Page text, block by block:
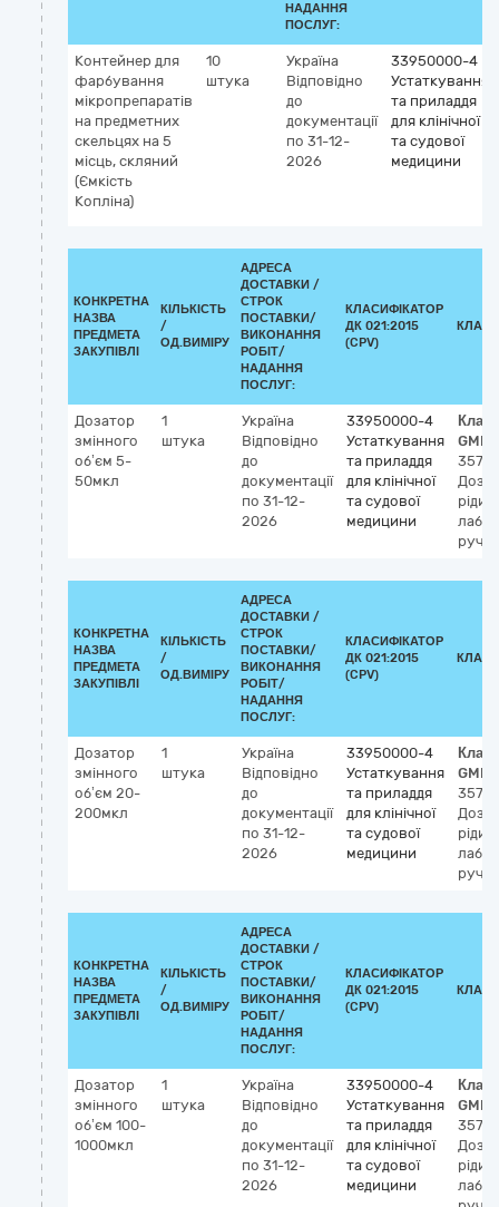
НАДАННЯ
ПОСЛУГ:
Контейнер для
фарбування
мікропрепаратів
на предметних
скельцях на 5
місць, скляний
(Ємкість
Копліна)
10
штука
Україна
Відповідно
до
документації
по 31-12-
2026
33950000-4
Устаткування
та приладдя
для клінічної
та судової
медицини
КОНКРЕТНА
НАЗВА
ПРЕДМЕТА
ЗАКУПІВЛІ
КІЛЬКІСТЬ
/
ОД.ВИМІРУ
АДРЕСА
ДОСТАВКИ /
СТРОК
ПОСТАВКИ/
ВИКОНАННЯ
РОБІТ/
НАДАННЯ
ПОСЛУГ:
КЛАСИФІКАТОР
ДК 021:2015
(CPV)
Дозатор
змінного
об’єм 5-
50мкл
1
штука
Україна
Відповідно
до
документації
по 31-12-
2026
33950000-4
Устаткування
та приладдя
для клінічної
та судової
медицини
КОНКРЕТНА
НАЗВА
ПРЕДМЕТА
ЗАКУПІВЛІ
КІЛЬКІСТЬ
/
ОД.ВИМІРУ
АДРЕСА
ДОСТАВКИ /
СТРОК
ПОСТАВКИ/
ВИКОНАННЯ
РОБІТ/
НАДАННЯ
ПОСЛУГ:
КЛАСИФІКАТОР
ДК 021:2015
(CPV)
Дозатор
змінного
об’єм 20-
200мкл
1
штука
Україна
Відповідно
до
документації
по 31-12-
2026
33950000-4
Устаткування
та приладдя
для клінічної
та судової
медицини
КОНКРЕТНА
НАЗВА
ПРЕДМЕТА
ЗАКУПІВЛІ
КІЛЬКІСТЬ
/
ОД.ВИМІРУ
АДРЕСА
ДОСТАВКИ /
СТРОК
ПОСТАВКИ/
ВИКОНАННЯ
РОБІТ/
НАДАННЯ
ПОСЛУГ:
КЛАСИФІКАТОР
ДК 021:2015
(CPV)
Дозатор
змінного
об’єм 100-
1000мкл
1
штука
Україна
Відповідно
до
документації
по 31-12-
2026
33950000-4
Устаткування
та приладдя
для клінічної
та судової
медицини